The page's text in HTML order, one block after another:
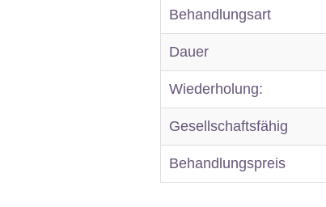
Behandlungsart
Dauer
Wiederholung:
Gesellschaftsfähig
Behandlungspreis